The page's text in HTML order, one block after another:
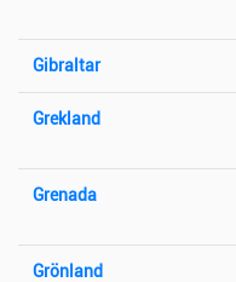
Gibraltar
Grekland
Grenada
Grönland